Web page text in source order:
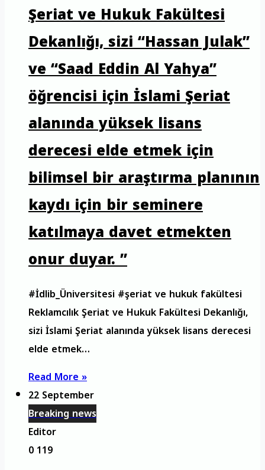
Şeriat ve Hukuk Fakültesi
Dekanlığı, sizi “Hassan Julak”
ve “Saad Eddin Al Yahya”
öğrencisi için İslami Şeriat
alanında yüksek lisans
derecesi elde etmek için
bilimsel bir araştırma planının
kaydı için bir seminere
katılmaya davet etmekten
onur duyar. ”
#İdlib_Üniversitesi #şeriat ve hukuk fakültesi
Reklamcılık Şeriat ve Hukuk Fakültesi Dekanlığı,
sizi İslami Şeriat alanında yüksek lisans derecesi
elde etmek…
Read More »
22 September
Breaking news
Editor
0119